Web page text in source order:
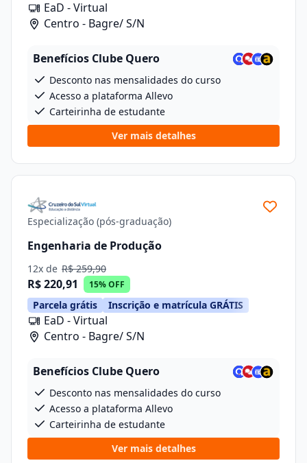
EaD - Virtual
Centro - Bagre/ S/N
Benefícios Clube Quero
Desconto nas mensalidades do curso
Acesso a plataforma Allevo
Carteirinha de estudante
Ver mais detalhes
Especialização (pós-graduação)
Engenharia de Produção
12x de R$ 259,90
R$ 220,91 15% OFF
Parcela grátis Inscrição e matrícula GRÁTIS
EaD - Virtual
Centro - Bagre/ S/N
Benefícios Clube Quero
Desconto nas mensalidades do curso
Acesso a plataforma Allevo
Carteirinha de estudante
Ver mais detalhes